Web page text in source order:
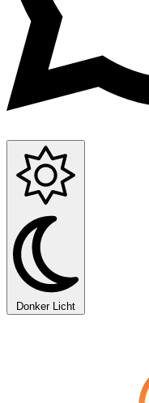
Donker Licht